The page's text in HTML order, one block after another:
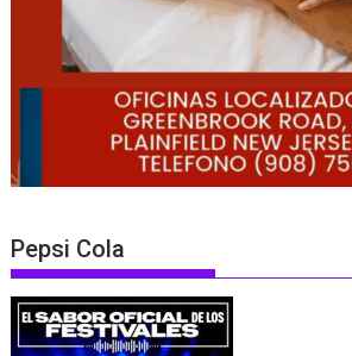
Pepsi Cola